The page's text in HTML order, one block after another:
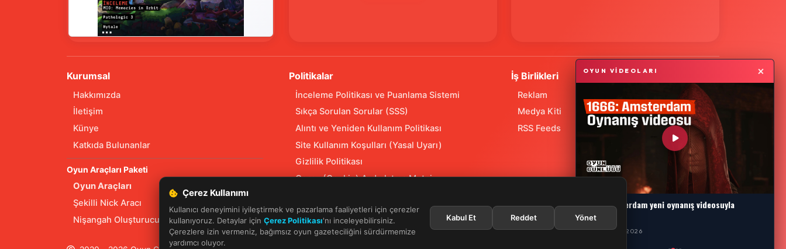
Çerez Kullanımı
Kullanıcı deneyimini iyileştirmek ve pazarlama faaliyetleri için çerezler
kullanıyoruz. Detaylar için Çerez Politikası'nı inceleyebilirsiniz.
Çerezlere izin vermeniz, bağımsız oyun gazeteciliğini sürdürmemize
yardımcı oluyor.
Kabul Et Reddet Yönet
Kurumsal
Hakkımızda
İletişim
Künye
Katkıda Bulunanlar
Oyun Araçları Paketi
Oyun Araçları
Şekilli Nick Aracı
Nişangah Oluşturucu
Politikalar
İnceleme Politikası ve Puanlama Sistemi
Sıkça Sorulan Sorular (SSS)
Alıntı ve Yeniden Kullanım Politikası
Site Kullanım Koşulları (Yasal Uyarı)
Gizlilik Politikası
Çerez (Cookie) Aydınlatma Metni
İş Birlikleri
Reklam
Medya Kiti
RSS Feeds
OYUN VİDEOLARI ×
1666: Amsterdam yeni oynanış videosuyla
karşımızda
29 TEMMUZ 2026